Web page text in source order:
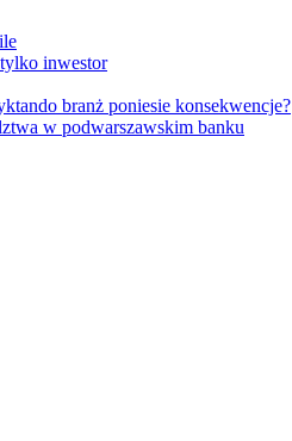
inwestor
branż poniesie konsekwencje?
w podwarszawskim banku